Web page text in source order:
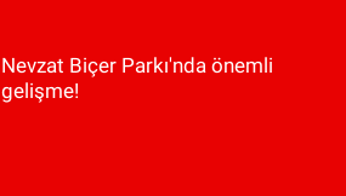
Nevzat Biçer Parkı'nda önemli
gelişme!